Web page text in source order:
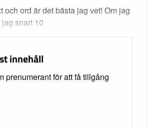
och ord är det bästa jag vet! Om jag
snart 10
innehåll
prenumerant för att få tillgång